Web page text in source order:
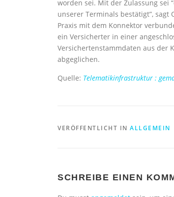
worden sei. Mit der Zulassung sei
unserer Terminals bestätigt”,
Praxis mit dem Konnektor
ein Versicherter in einer
Versichertenstammdaten aus der
abgeglichen.
Quelle: Telematikinfrastruktur :
VERÖFFENTLICHT IN ALLGEMEIN
SCHREIBE EINEN